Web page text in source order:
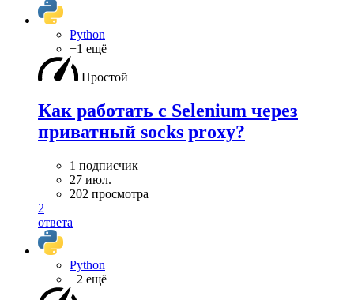
Python
+1 ещё
Простой
Как работать с Selenium через
приватный socks proxy?
1 подписчик
27 июл.
202 просмотра
2
ответа
Python
+2 ещё